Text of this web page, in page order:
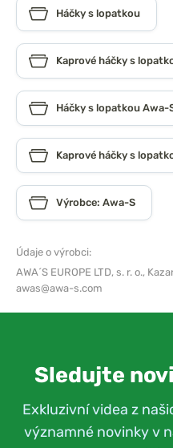
Háčky s lopatkou
Kaprové háčky s
Háčky s lopatkou Awa-
Kaprové háčky s
Výrobce: Awa-S
Údaje o výrobci:
AWA´S EUROPE LTD, s. r. o.,
awas@awa-s.com
Sledujte
Exkluzivní videa z
významné novinky v